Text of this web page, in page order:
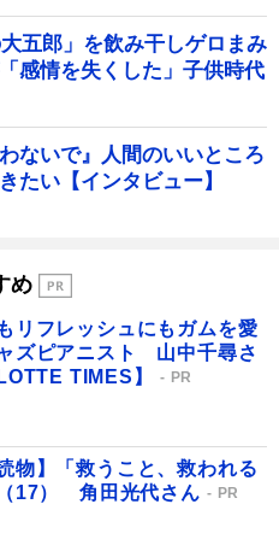
五郎」を飲み干しゲロまみ
感情を失くした」子供時代
ないで』人間のいいところ
たい【インタビュー】
め
リフレッシュにもガムを愛
ズピアニスト 山中千尋さ
TIMES】
PR
物】「救うこと、救われる
17） 角田光代さん
PR